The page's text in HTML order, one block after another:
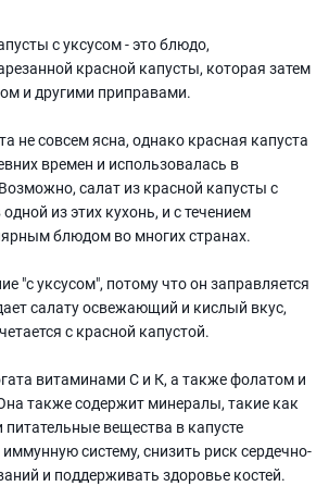
с уксусом - это блюдо,
красной капусты, которая затем
и другими приправами.
не совсем ясна, однако красная капуста
времен и использовалась в
салат из красной капусты с
из этих кухонь, и с течением
блюдом во многих странах.
"с уксусом", потому что он заправляется
салату освежающий и кислый вкус,
с красной капустой.
витаминами С и К, а также фолатом и
также содержит минералы, такие как
вещества в капусте
систему, снизить риск сердечно-
и поддерживать здоровье костей.